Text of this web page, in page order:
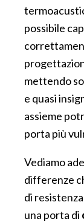
possibile
mettendo
e quasi
assieme
porta più
Vediamo
differenze
di
una porta di